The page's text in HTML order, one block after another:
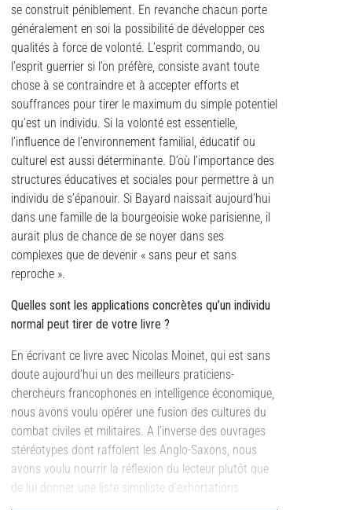
se construit péniblement. En revanche chacun porte
généralement en soi la possibilité de développer ces
qualités à force de volonté. L’esprit commando, ou
l’esprit guerrier si l’on préfère, consiste avant toute
chose à se contraindre et à accepter efforts et
souffrances pour tirer le maximum du simple potentiel
qu’est un individu. Si la volonté est essentielle,
l’influence de l’environnement familial, éducatif ou
culturel est aussi déterminante. D’où l’importance des
structures éducatives et sociales pour permettre à un
individu de s’épanouir. Si Bayard naissait aujourd’hui
dans une famille de la bourgeoisie woke parisienne, il
aurait plus de chance de se noyer dans ses
complexes que de devenir « sans peur et sans
reproche ».
Quelles sont les applications concrètes qu’un individu
normal peut tirer de votre livre ?
En écrivant ce livre avec Nicolas Moinet, qui est sans
doute aujourd’hui un des meilleurs praticiens-
chercheurs francophones en intelligence économique,
nous avons voulu opérer une fusion des cultures du
combat civiles et militaires. A l’inverse des ouvrages
stéréotypes dont raffolent les Anglo-Saxons, nous
avons voulu nourrir la réflexion du lecteur plutôt que
de lui donner une liste simpliste d’exhortations